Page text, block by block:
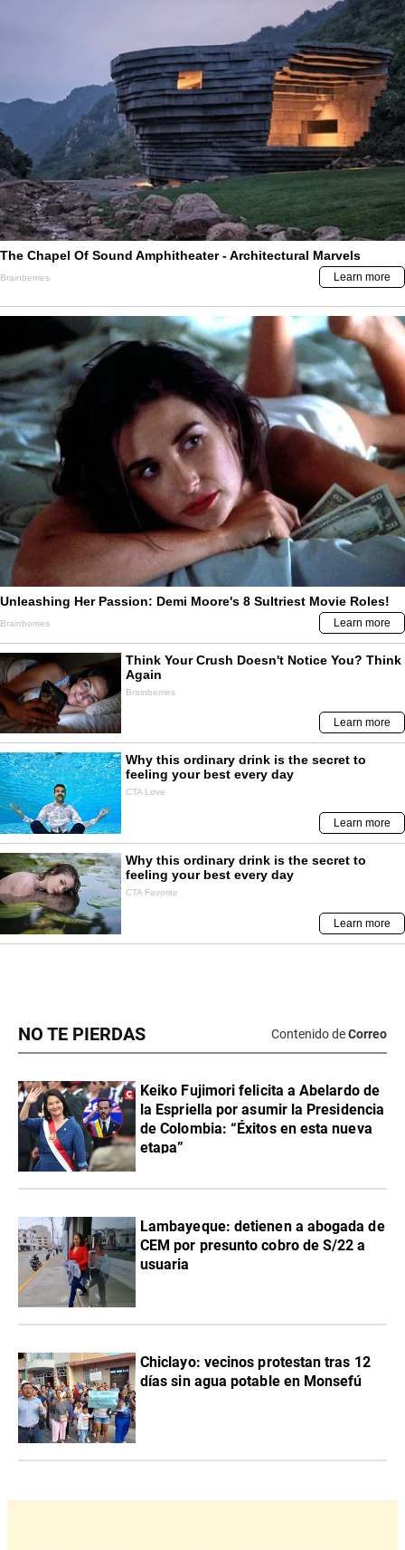
NO TE PIERDAS Contenido deCorreo
Keiko Fujimori felicita a Abelardo de
la Espriella por asumir la Presidencia
de Colombia: “Éxitos en esta nueva
etapa”
Lambayeque: detienen a abogada de
CEM por presunto cobro de S/22 a
usuaria
Chiclayo: vecinos protestan tras 12
días sin agua potable en Monsefú